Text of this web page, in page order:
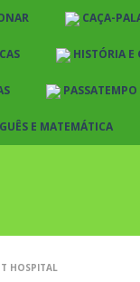
CAÇA-
HISTÓRIA E
PASSATEMPO
E MATEMÁTICA
HOSPITAL